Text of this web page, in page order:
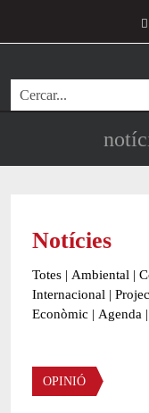
Cerca
Notícies
Totes | Ambiental |
Internacional |
Econòmic | Agenda |
OPINIÓ